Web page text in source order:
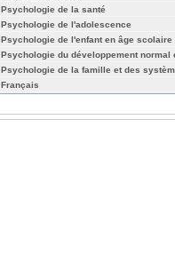
Psychologie de la santé
Psychologie de l'adolescence
Psychologie de l'enfant en âge scolaire
Psychologie du développement normal
Psychologie de la famille et des
Français